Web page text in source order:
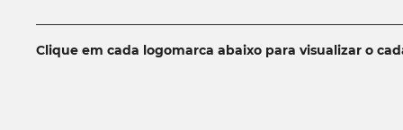
Clique em cada logomarca abaixo para visualizar o